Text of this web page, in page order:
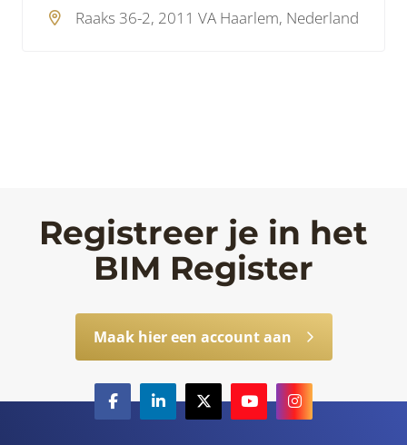
Raaks 36-2, 2011 VA Haarlem, Nederland
Registreer je in het
BIM Register
Maak hier een account aan